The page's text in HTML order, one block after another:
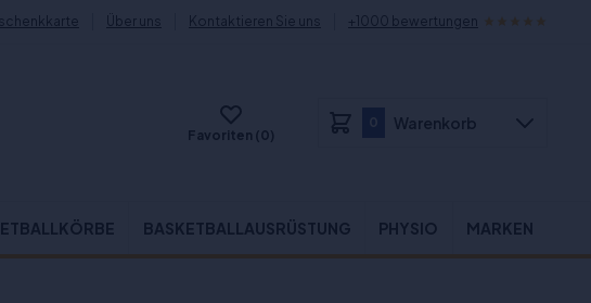
Über uns Kontaktieren Sie uns +1000 bewertungen
Favoriten (0)
Warenkorb
BASKETBALLAUSRÜSTUNG PHYSIO MARKEN